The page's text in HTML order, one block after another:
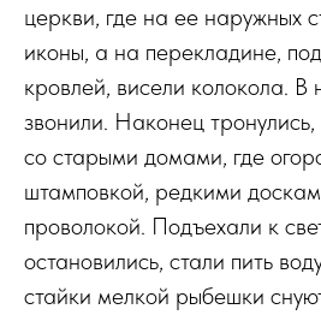
церкви, где на ее наружных
иконы, а на перекладине,
кровлей, висели колокола. В
звонили. Наконец
со старыми домами, где
штамповкой, редкими
проволокой. Подъехали к
остановились, стали пить
стайки мелкой рыбешки